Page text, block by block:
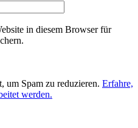
in diesem Browser für
um Spam zu reduzieren. Erfahre,
werden.